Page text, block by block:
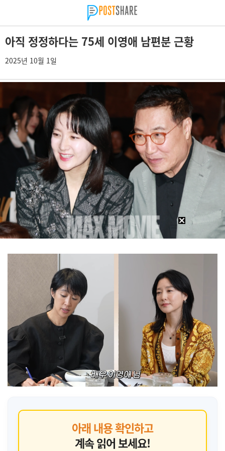
아직 정정하다는 75세 이영애 남편분 근황
2025년 10월 1일
아래 내용 확인하고
계속 읽어 보세요!